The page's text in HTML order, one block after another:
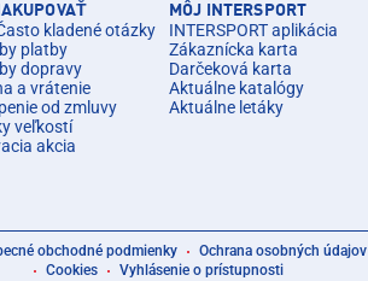
kladené otázky
platby
dopravy
a vrátenie
od zmluvy
veľkostí
akcia
MÔJ INTERSPORT
INTERSPORT aplikácia
Zákaznícka karta
Darčeková karta
Aktuálne katalógy
Aktuálne letáky
obchodné podmienky
Ochrana osobných údajov
Cookies
Vyhlásenie o prístupnosti